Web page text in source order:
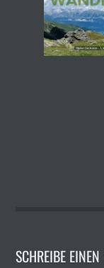
SCHREIBE